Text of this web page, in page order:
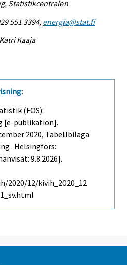
Statistikcentralen
551 3394, energia@stat.fi
Kaaja
:
(FOS):
[e-publikation].
2020, Tabellbilaga
. Helsingfors:
9.8.2026].
12/kivih_2020_12